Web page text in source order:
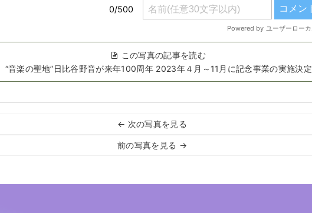
この写真の記事を読む
“音楽の聖地”日比谷野音が来年100周年 2023年４月～11月に記念事業の実施決定
← 次の写真を見る
前の写真を見る →